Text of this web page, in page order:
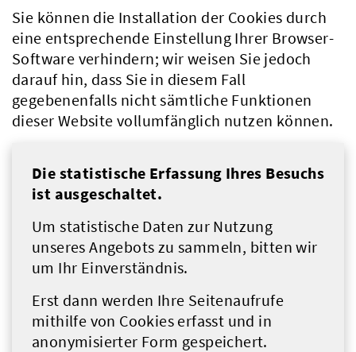
Sie können die Installation der Cookies durch
eine entsprechende Einstellung Ihrer Browser-
Software verhindern; wir weisen Sie jedoch
darauf hin, dass Sie in diesem Fall
gegebenenfalls nicht sämtliche Funktionen
dieser Website vollumfänglich nutzen können.
Die statistische Erfassung Ihres Besuchs
ist ausgeschaltet.
Um statistische Daten zur Nutzung
unseres Angebots zu sammeln, bitten wir
um Ihr Einverständnis.
Erst dann werden Ihre Seitenaufrufe
mithilfe von Cookies erfasst und in
anonymisierter Form gespeichert.